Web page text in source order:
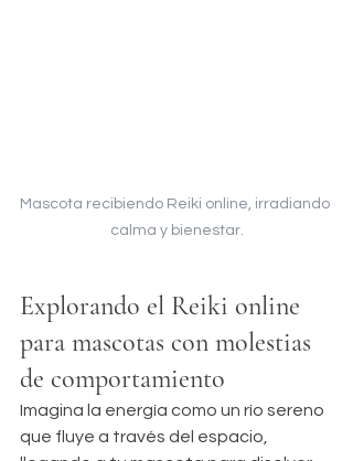
Mascota recibiendo Reiki online, irradiando
calma y bienestar.
Explorando el Reiki online
para mascotas con molestias
de comportamiento
Imagina la energía como un río sereno
que fluye a través del espacio,